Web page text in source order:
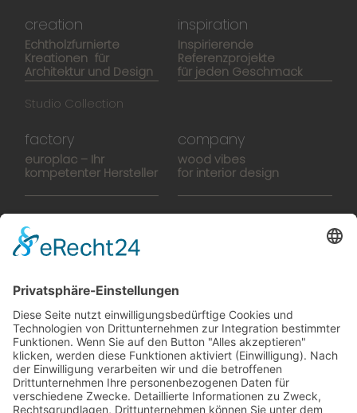
creation
Echtholzfurnierte
Kreationen für
Architektur und Design
Studio Collection
inspiration
Inspirierende
Referenzprojekte
für jeden Geschmack
factory
europlac – Ihr
kompetenter Hersteller
Hightech-Fertigung
Manufaktur
company
wood vibes
for interior design
europlacHOUSE
Karriere
Booklet
SalesTools
green vibes
Auf dem Weg in eine
lebenswerte Zukunft